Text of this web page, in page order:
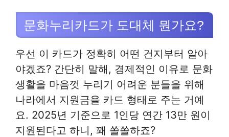
문화누리카드가 도대체 뭔가요?
우선 이 카드가 정확히 어떤 건지부터 알아
야겠죠? 간단히 말해, 경제적인 이유로 문화
생활을 마음껏 누리기 어려운 분들을 위해
나라에서 지원금을 카드 형태로 주는 거예
요. 2025년 기준으로 1인당 연간 13만 원이
지원된다고 하니, 꽤 쏠쏠하죠?